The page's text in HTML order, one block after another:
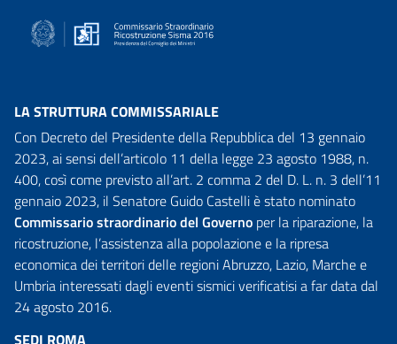
LA STRUTTURA COMMISSARIALE
Con Decreto del Presidente della Repubblica del 13 gennaio
2023, ai sensi dell’articolo 11 della legge 23 agosto 1988, n.
400, così come previsto all’art. 2 comma 2 del D. L. n. 3 dell’11
gennaio 2023, il Senatore Guido Castelli è stato nominato
Commissario straordinario del Governo per la riparazione, la
ricostruzione, l’assistenza alla popolazione e la ripresa
economica dei territori delle regioni Abruzzo, Lazio, Marche e
Umbria interessati dagli eventi sismici verificatisi a far data dal
24 agosto 2016.
SEDI ROMA